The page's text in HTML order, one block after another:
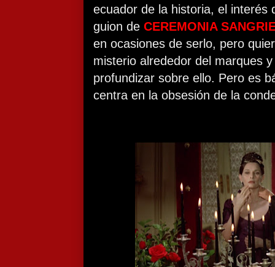
ecuador de la historia, el interés
guion de CEREMONIA
en ocasiones de serlo, pero
misterio alrededor del marques
profundizar sobre ello. Pero es
centra en la obsesión de la